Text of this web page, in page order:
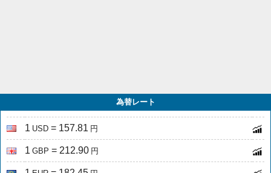
為替レート
1 USD = 157.81 円
1 GBP = 212.90 円